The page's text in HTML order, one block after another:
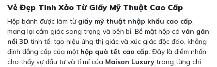
Vẻ Đẹp Tinh Xảo Từ Giấy Mỹ Thuật Cao Cấp
Hộp bánh được làm từ giấy mỹ thuật nhập khẩu cao cấp,
mang lại cảm giác sang trọng và bền bỉ. Bề mặt hộp có vân gân
nổi 3D tinh tế, tạo hiệu ứng thị giác và xúc giác độc đáo, khẳng
định đẳng cấp của một hộp quà tết cao cấp. Đây là điểm nhấn
cho thấy sự đầu tư và tỉ mỉ của Maison Luxury trong từng chi